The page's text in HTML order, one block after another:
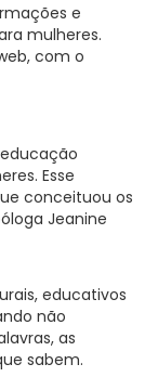
e
mulheres.
com o
Esse
conceituou os
Jeanine
educativos
não
as
sabem.